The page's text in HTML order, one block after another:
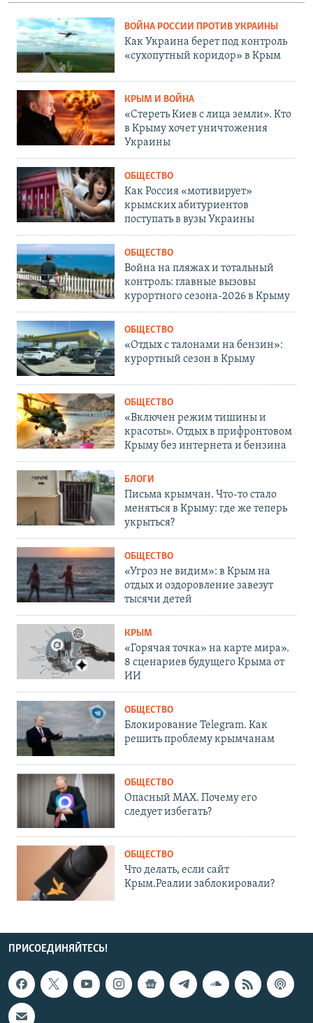
ВОЙНА РОССИИ ПРОТИВ УКРАИНЫ
Как Украина берет под контроль
«сухопутный коридор» в Крым
КРЫМ И ВОЙНА
«Стереть Киев с лица земли». Кто
в Крыму хочет уничтожения
Украины
ОБЩЕСТВО
Как Россия «мотивирует»
крымских абитуриентов
поступать в вузы Украины
ОБЩЕСТВО
Война на пляжах и тотальный
контроль: главные вызовы
курортного сезона-2026 в Крыму
ОБЩЕСТВО
«Отдых с талонами на бензин»:
курортный сезон в Крыму
ОБЩЕСТВО
«Включен режим тишины и
красоты». Отдых в прифронтовом
Крыму без интернета и бензина
БЛОГИ
Письма крымчан. Что-то стало
меняться в Крыму: где же теперь
укрыться?
ОБЩЕСТВО
«Угроз не видим»: в Крым на
отдых и оздоровление завезут
тысячи детей
КРЫМ
«Горячая точка» на карте мира».
8 сценариев будущего Крыма от
ИИ
ОБЩЕСТВО
Блокирование Telegram. Как
решить проблему крымчанам
ОБЩЕСТВО
Опасный MAX. Почему его
следует избегать?
ОБЩЕСТВО
Что делать, если сайт
Крым.Реалии заблокировали?
ПРИСОЕДИНЯЙТЕСЬ!